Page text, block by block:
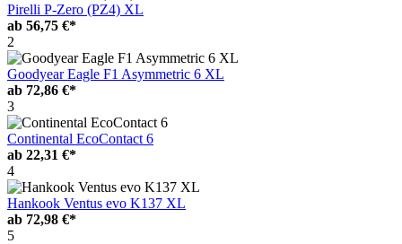
Pirelli P-Zero (PZ4) XL
ab 56,75 €*
2
Goodyear Eagle F1 Asymmetric 6 XL
ab 72,86 €*
3
Continental EcoContact 6
ab 22,31 €*
4
Hankook Ventus evo K137 XL
ab 72,98 €*
5